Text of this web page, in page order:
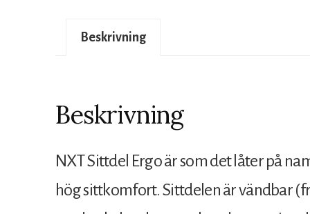
Beskrivning
Beskrivning
NXT Sittdel Ergo är som det låter på
hög sittkomfort. Sittdelen är vändbar